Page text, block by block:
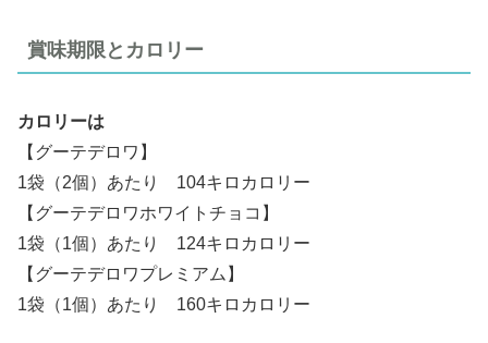
賞味期限とカロリー
カロリーは
【グーテデロワ】
1袋（2個）あたり 104キロカロリー
【グーテデロワホワイトチョコ】
1袋（1個）あたり 124キロカロリー
【グーテデロワプレミアム】
1袋（1個）あたり 160キロカロリー